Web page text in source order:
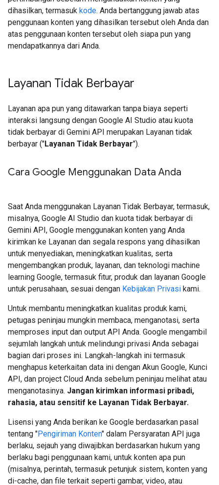
dihasilkan, termasuk kode. Anda bertanggung jawab atas
penggunaan konten yang dihasilkan tersebut oleh Anda dan
atas penggunaan konten tersebut oleh siapa pun yang
mendapatkannya dari Anda.
Layanan Tidak Berbayar
Layanan apa pun yang ditawarkan tanpa biaya seperti
interaksi langsung dengan Google AI Studio atau kuota
tidak berbayar di Gemini API merupakan Layanan tidak
berbayar ("Layanan Tidak Berbayar").
Cara Google Menggunakan Data Anda
Saat Anda menggunakan Layanan Tidak Berbayar, termasuk,
misalnya, Google AI Studio dan kuota tidak berbayar di
Gemini API, Google menggunakan konten yang Anda
kirimkan ke Layanan dan segala respons yang dihasilkan
untuk menyediakan, meningkatkan kualitas, serta
mengembangkan produk, layanan, dan teknologi machine
learning Google, termasuk fitur, produk dan layanan Google
untuk perusahaan, sesuai dengan Kebijakan Privasi kami.
Untuk membantu meningkatkan kualitas produk kami,
petugas peninjau mungkin membaca, menganotasi, serta
memproses input dan output API Anda. Google mengambil
sejumlah langkah untuk melindungi privasi Anda sebagai
bagian dari proses ini. Langkah-langkah ini termasuk
menghapus keterkaitan data ini dengan Akun Google, Kunci
API, dan project Cloud Anda sebelum peninjau melihat atau
menganotasinya. Jangan kirimkan informasi pribadi,
rahasia, atau sensitif ke Layanan Tidak Berbayar.
Lisensi yang Anda berikan ke Google berdasarkan pasal
tentang "Pengiriman Konten" dalam Persyaratan API juga
berlaku, sejauh yang diwajibkan berdasarkan hukum yang
berlaku bagi penggunaan kami, untuk konten apa pun
(misalnya, perintah, termasuk petunjuk sistem, konten yang
di-cache, dan file terkait seperti gambar, video, atau